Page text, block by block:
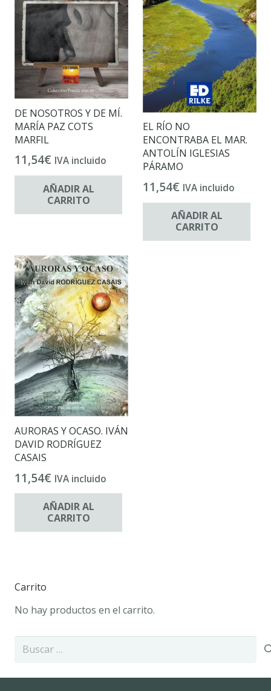
DE NOSOTROS Y DE MÍ.
MARÍA PAZ COTS
MARFIL
11,54€ IVA incluido
AÑADIR AL
CARRITO
EL RÍO NO
ENCONTRABA EL MAR.
ANTOLÍN IGLESIAS
PÁRAMO
11,54€ IVA incluido
AÑADIR AL
CARRITO
AURORAS Y OCASO. IVÁN
DAVID RODRÍGUEZ
CASAIS
11,54€ IVA incluido
AÑADIR AL
CARRITO
Carrito
No hay productos en el carrito.
Buscar: